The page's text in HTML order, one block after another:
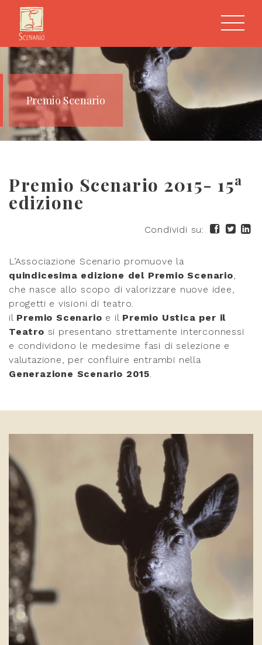
Premio Scenario
Premio Scenario 2015- 15a
edizione
Condividi su:
L’Associazione Scenario promuove la
quindicesima edizione del Premio Scenario,
che nasce allo scopo di valorizzare nuove idee,
progetti e visioni di teatro.
il Premio Scenario e il Premio Ustica per il
Teatro si presentano strettamente interconnessi
e condividono le medesime fasi di selezione e
valutazione, per confluire entrambi nella
Generazione Scenario 2015.